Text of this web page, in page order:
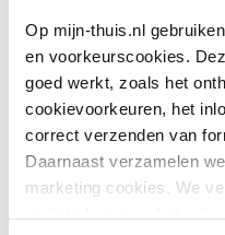
Op mijn-thuis.nl
en voorkeurscookies.
goed werkt, zoals het
cookievoorkeuren, het
correct verzenden van
Daarnaast verzamelen
marketing cookies. We
Contactinformatie
Ik huur
Reparatieverzoek
Onderhouds ABC
Huuropzegging
Inwoning